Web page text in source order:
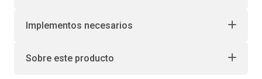
Implementos necesarios
Sobre este producto